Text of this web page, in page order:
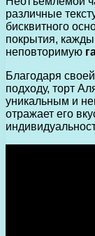
различные
бисквитного
покрытия,
неповторимую
Благодаря своей
подходу, торт
уникальным и
отражает его